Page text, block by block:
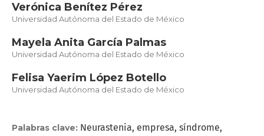
Verónica Benítez Pérez
Universidad Autónoma del Estado de México
Mayela Anita García Palmas
Universidad Autónoma del Estado de México
Felisa Yaerim López Botello
Universidad Autónoma del Estado de México
Palabras clave: Neurastenia, empresa, síndrome,